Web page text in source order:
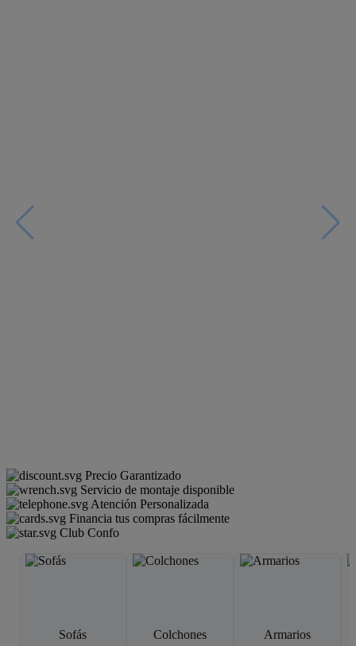
Precio Garantizado
Servicio de montaje disponible
Atención Personalizada
Financia tus compras fácilmente
Club Confo
Sofás Colchones Armarios